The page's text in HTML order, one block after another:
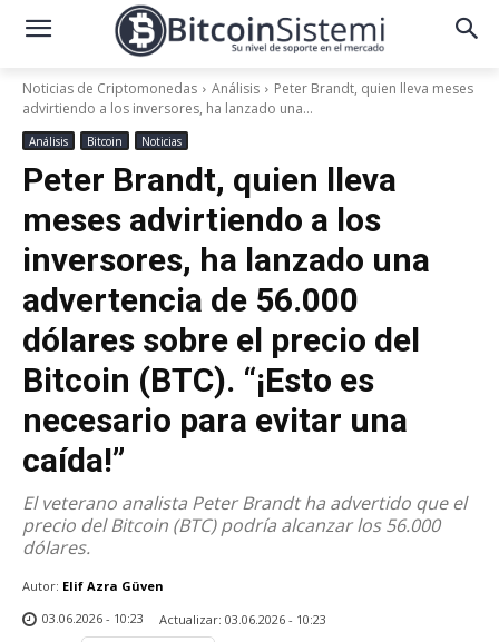
Noticias de Criptomonedas Análisis
Peter Brandt, quien lleva meses
advirtiendo a los inversores, ha lanzado una...
Análisis Bitcoin Noticias
Peter Brandt, quien lleva
meses advirtiendo a los
inversores, ha lanzado una
advertencia de 56.000
dólares sobre el precio del
Bitcoin (BTC). “¡Esto es
necesario para evitar una
caída!”
El veterano analista Peter Brandt ha advertido que el
precio del Bitcoin (BTC) podría alcanzar los 56.000
dólares.
Autor: Elif Azra Güven
03.06.2026 - 10:23
Actualizar: 03.06.2026 - 10:23